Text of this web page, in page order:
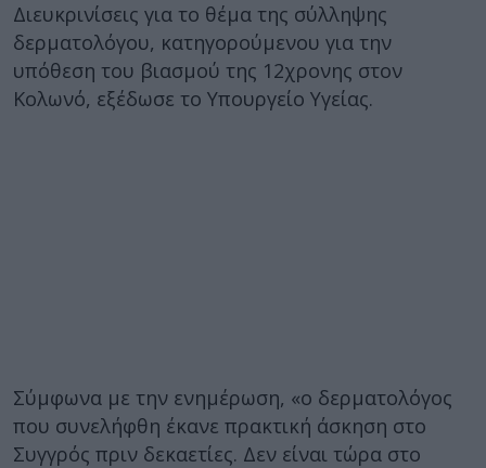
Διευκρινίσεις για το θέμα της σύλληψης
δερματολόγου, κατηγορούμενου για την
υπόθεση του βιασμού της 12χρονης στον
Κολωνό, εξέδωσε το Υπουργείο Υγείας.
Σύμφωνα με την ενημέρωση, «ο δερματολόγος
που συνελήφθη έκανε πρακτική άσκηση στο
Συγγρός πριν δεκαετίες. Δεν είναι τώρα στο